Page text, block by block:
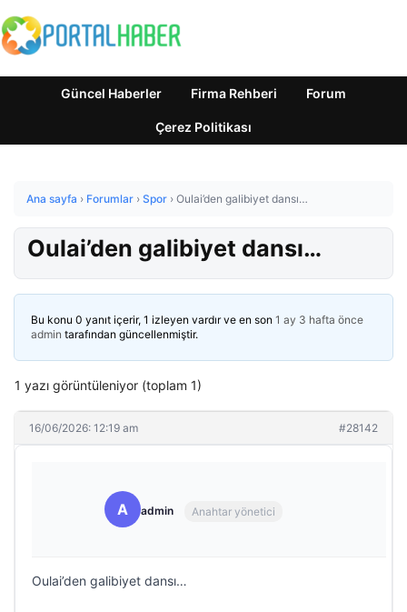
Güncel Haberler Firma Rehberi Forum
Çerez Politikası
Ana sayfa › Forumlar › Spor › Oulai’den galibiyet dansı…
Oulai’den galibiyet dansı…
Bu konu 0 yanıt içerir, 1 izleyen vardır ve en son 1 ay 3 hafta önce
admin tarafından güncellenmiştir.
1 yazı görüntüleniyor (toplam 1)
16/06/2026: 12:19 am #28142
A admin Anahtar yönetici
Oulai’den galibiyet dansı…